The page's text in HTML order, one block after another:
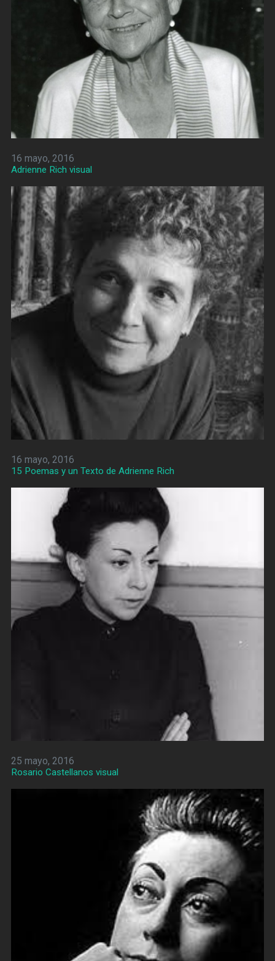
16 mayo, 2016
Adrienne Rich visual
16 mayo, 2016
15 Poemas y un Texto de Adrienne Rich
25 mayo, 2016
Rosario Castellanos visual